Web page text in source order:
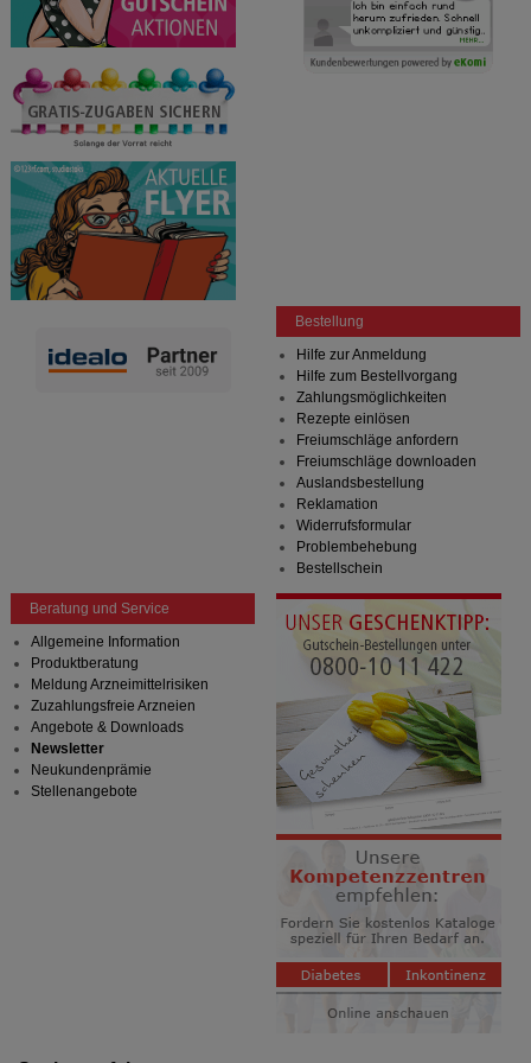
anzuzeigen und unser Partnerprogramm zu
betreiben.
Statistik & Tracking:Hierüber lassen sich
Informationen über die Art und Weise der Nutzung
unserer Website sammeln, mit deren Hilfe wir unsere
Website weiter für Sie optimieren können, den Inhalt
auf unserer Website aber auch die Werbung auf
Drittseiten möglichst relevant für Sie zu gestalten.
Bitte beachten Sie, dass Daten hierfür teilweise an
Dritte wie z.B. Google oder soziale Medien
übertragen werden.
Bestellung
Hilfe zur Anmeldung
Hilfe zum Bestellvorgang
Zahlungsmöglichkeiten
Rezepte einlösen
Freiumschläge anfordern
Freiumschläge downloaden
Auslandsbestellung
Reklamation
Widerrufsformular
Problembehebung
Bestellschein
Beratung und Service
Allgemeine Information
Produktberatung
Meldung Arzneimittelrisiken
Zuzahlungsfreie Arzneien
Angebote & Downloads
Newsletter
Neukundenprämie
Stellenangebote